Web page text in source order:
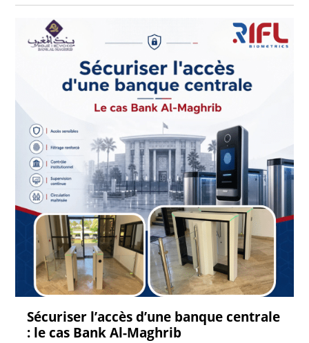
Sécuriser l’accès d’une banque centrale
: le cas Bank Al-Maghrib